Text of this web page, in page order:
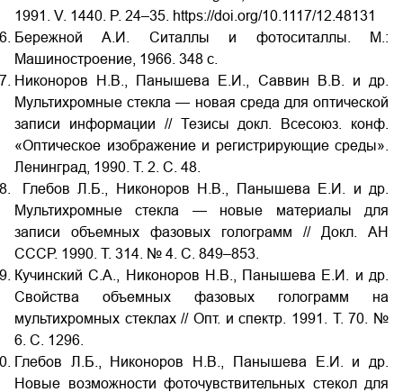
1991. V. 1440. P. 24–35. https://doi.org/10.1117/12.48131
Бережной А.И. Ситаллы и фотоситаллы. М.:
Машиностроение, 1966. 348 с.
Никоноров Н.В., Панышева Е.И., Саввин В.В. и др.
Мультихромные стекла — новая среда для оптической
записи информации // Тезисы докл. Всесоюз. конф.
«Оптическое изображение и регистрирующие среды».
Ленинград, 1990. Т. 2. С. 48.
Глебов Л.Б., Никоноров Н.В., Панышева Е.И. и др.
Мультихромные стекла — новые материалы для
записи объемных фазовых голограмм // Докл. АН
СССР. 1990. Т. 314. № 4. С. 849–853.
Кучинский С.А., Никоноров Н.В., Панышева Е.И. и др.
Свойства объемных фазовых голограмм на
мультихромных стеклах // Опт. и спектр. 1991. Т. 70. №
6. С. 1296.
Глебов Л.Б., Никоноров Н.В., Панышева Е.И. и др.
Новые возможности фоточувствительных стекол для